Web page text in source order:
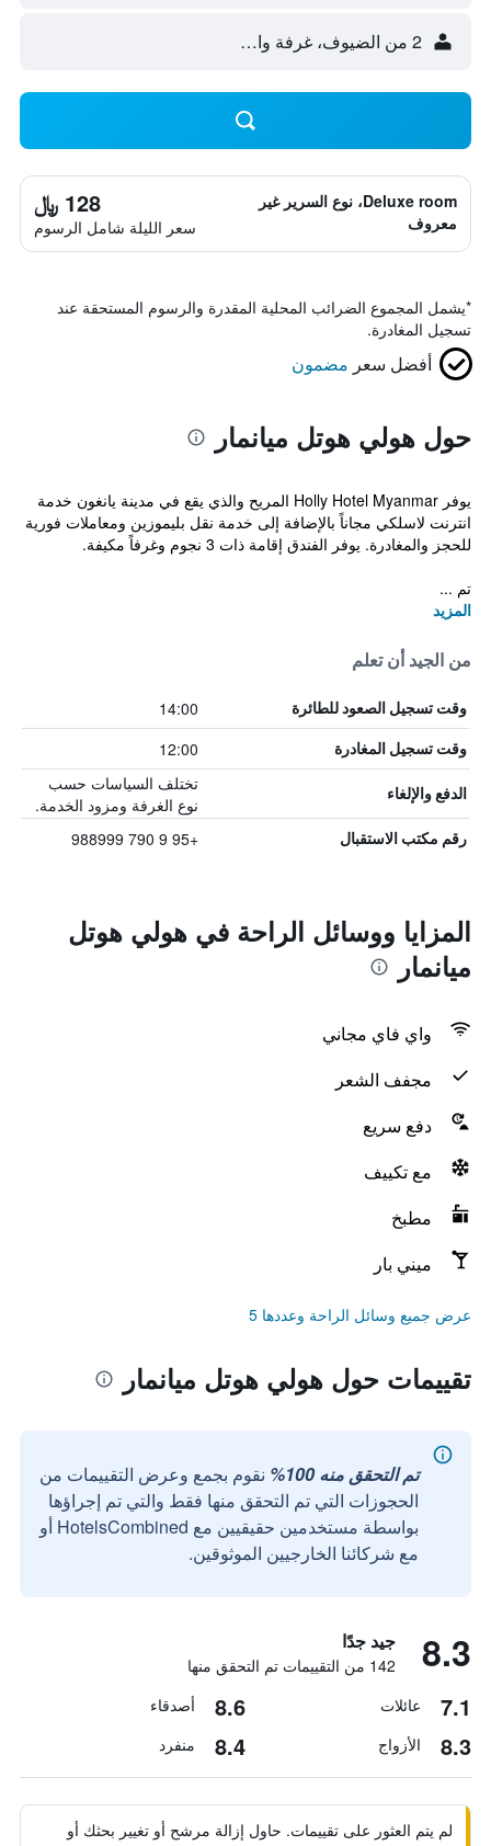
2 من الضيوف، غرفة واحدة
Deluxe room، نوع السرير غير
معروف
128 ﷼
سعر الليلة شامل الرسوم
*يشمل المجموع الضرائب المحلية المقدرة والرسوم المستحقة عند
تسجيل المغادرة.
أفضل سعر مضمون
حول هولي هوتل ميانمار
يوفر Holly Hotel Myanmar المريح والذي يقع في مدينة يانغون خدمة
انترنت لاسلكي مجاناً بالإضافة إلى خدمة نقل بليموزين ومعاملات فورية
للحجز والمغادرة. يوفر الفندق إقامة ذات 3 نجوم وغرفاً مكيفة.
تم ...
المزيد
من الجيد أن تعلم
وقت تسجيل الصعود للطائرة 14:00
وقت تسجيل المغادرة 12:00
الدفع والإلغاء
تختلف السياسات حسب
نوع الغرفة ومزود الخدمة.
رقم مكتب الاستقبال +95 9 790 988999
المزايا ووسائل الراحة في هولي هوتل
ميانمار
واي فاي مجاني
مجفف الشعر
دفع سريع
مع تكييف
مطبخ
ميني بار
عرض جميع وسائل الراحة وعددها 5
تقييمات حول هولي هوتل ميانمار
تم التحقق منه 100%
نقوم بجمع وعرض التقييمات من
الحجوزات التي تم التحقق منها فقط والتي تم إجراؤها
بواسطة مستخدمين حقيقيين مع HotelsCombined أو
مع شركائنا الخارجيين الموثوقين.
8.3 جيد جدًا
142 من التقييمات تم التحقق منها
7.1 عائلات 8.6 أصدقاء
8.3 الأزواج 8.4 منفرد
لم يتم العثور على تقييمات. حاول إزالة مرشح أو تغيير بحثك أو